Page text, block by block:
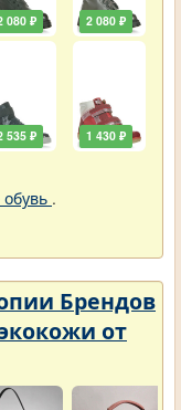
080 ₽
535 ₽
2 080 ₽
1 430 ₽
.
Брендов
от